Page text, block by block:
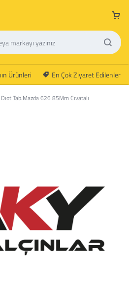
Ürünleri En Çok Ziyaret Edilenler
Dıot Tab.Mazda 626 85Mm Cıvatalı